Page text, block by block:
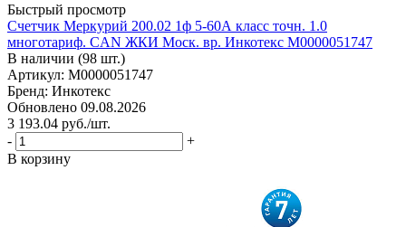
Быстрый просмотр
Счетчик Меркурий 200.02 1ф 5-60А класс точн. 1.0
многотариф. CAN ЖКИ Моск. вр. Инкотекс М0000051747
В наличии (98 шт.)
Артикул: М0000051747
Бренд: Инкотекс
Обновлено 09.08.2026
3 193.04 руб./шт.
-
+
В корзину